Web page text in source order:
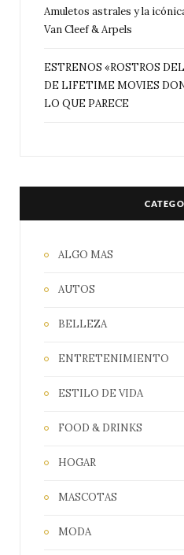
Amuletos astrales y la
Van Cleef & Arpels
ESTRENOS «ROSTROS
DE LIFETIME MOVIES
LO QUE PARECE
ALGO MAS
AUTOS
BELLEZA
ENTRETENIMIENTO
ESTILO DE VIDA
FOOD & DRINKS
HOGAR
MASCOTAS
MODA